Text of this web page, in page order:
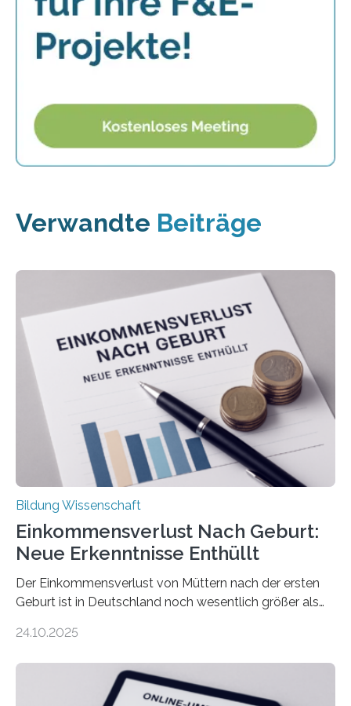
Verwandte Beiträge
Bildung Wissenschaft
Einkommensverlust Nach Geburt:
Neue Erkenntnisse Enthüllt
Der Einkommensverlust von Müttern nach der ersten
Geburt ist in Deutschland noch wesentlich größer als
nach der Geburt durchschnittlich fast 30.000 Euro
langfristigen Auswirkungen auf Karriere und die spätere
Rente. Bisherige Schätzungen lagen bei rund 20.000
24.10.2025